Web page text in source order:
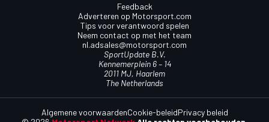
Feedback
Adverteren op Motorsport.com
Tips voor verantwoord spelen
Neem contact op met het team
nl.adsales@motorsport.com
SportUpdate B.V.
Kennemerplein 6 – 14
2011 MJ, Haarlem
The Netherlands
Algemene voorwaardenCookie-beleidPrivacy beleid